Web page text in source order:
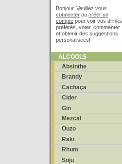
Bonjour. Veuillez vous
connecter ou créer un
compte pour voir vos drinks
préférés, voter, commenter
et obtenir des suggestions
personalisées!
ALCOOLS
Absinthe
Brandy
Cachaça
Cider
Gin
Mezcal
Ouzo
Raki
Rhum
Soju